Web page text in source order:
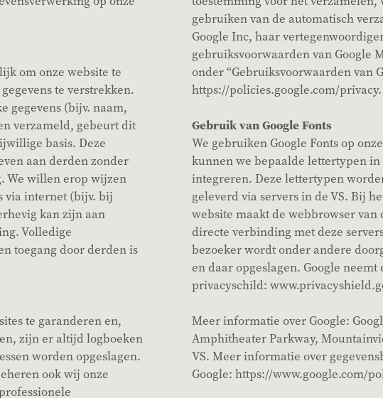
om onze website te
te verstrekken.
gegevens (bijv. naam,
verzameld, gebeurt dit
basis. Deze
aan derden zonder
We willen erop wijzen
via internet (bijv. bij
kan zijn aan
Volledige
toegang door derden is
te garanderen en,
zijn er altijd logboeken
worden opgeslagen.
ook wij onze
gebruiken van de automatisch
Google Inc, haar
gebruiksvoorwaarden van Google
onder “Gebruiksvoorwaarden van
https://policies.google.com/privacy.
Gebruik van Google Fonts
We gebruiken Google Fonts op
kunnen we bepaalde lettertypen in
integreren. Deze lettertypen
geleverd via servers in de VS. Bij
website maakt de webbrowser van
directe verbinding met deze
bezoeker wordt onder andere
en daar opgeslagen. Google neemt
privacyschild:
Meer informatie over Google:
Amphitheater Parkway,
VS. Meer informatie over
Google: https://www.google.com/